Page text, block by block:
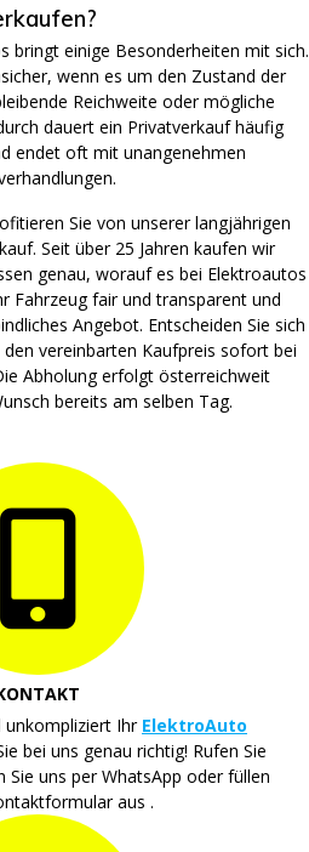
bringt einige Besonderheiten mit sich.
wenn es um den Zustand der
Reichweite oder mögliche
dauert ein Privatverkauf häufig
endet oft mit unangenehmen
Sie von unserer langjährigen
Seit über 25 Jahren kaufen wir
genau, worauf es bei Elektroautos
Fahrzeug fair und transparent und
Angebot. Entscheiden Sie sich
vereinbarten Kaufpreis sofort bei
Abholung erfolgt österreichweit
bereits am selben Tag.
unkompliziert Ihr ElektroAuto
bei uns genau richtig! Rufen Sie
uns per WhatsApp oder füllen
aus .